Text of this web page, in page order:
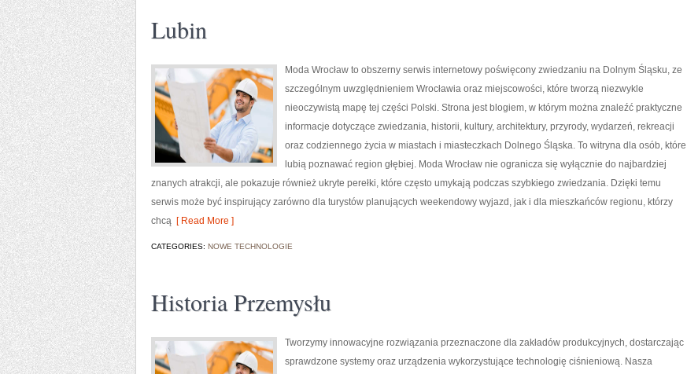
Lubin
Moda Wrocław to obszerny serwis internetowy poświęcony zwiedzaniu na Dolnym Śląsku, ze
szczególnym uwzględnieniem Wrocławia oraz miejscowości, które tworzą niezwykle
nieoczywistą mapę tej części Polski. Strona jest blogiem, w którym można znaleźć praktyczne
informacje dotyczące zwiedzania, historii, kultury, architektury, przyrody, wydarzeń, rekreacji
oraz codziennego życia w miastach i miasteczkach Dolnego Śląska. To witryna dla osób, które
lubią poznawać region głębiej. Moda Wrocław nie ogranicza się wyłącznie do najbardziej
znanych atrakcji, ale pokazuje również ukryte perełki, które często umykają podczas szybkiego zwiedzania. Dzięki temu
serwis może być inspirujący zarówno dla turystów planujących weekendowy wyjazd, jak i dla mieszkańców regionu, którzy
chcą [ Read More ]
CATEGORIES: NOWE TECHNOLOGIE
Historia Przemysłu
Tworzymy innowacyjne rozwiązania przeznaczone dla zakładów produkcyjnych, dostarczając
sprawdzone systemy oraz urządzenia wykorzystujące technologię ciśnieniową. Nasza